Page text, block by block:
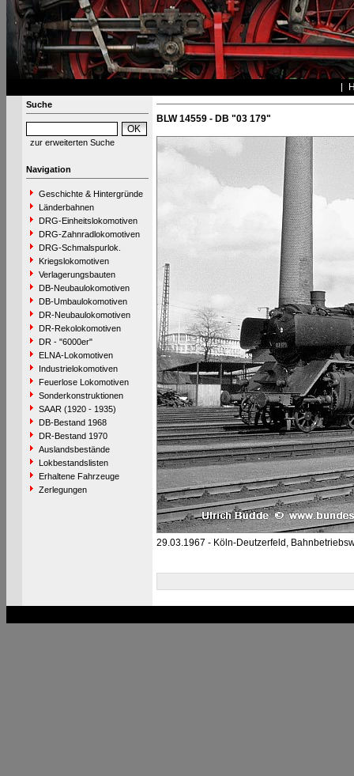
Suche
zur erweiterten Suche
Navigation
Geschichte & Hintergründe
Länderbahnen
DRG-Einheitslokomotiven
DRG-Zahnradlokomotiven
DRG-Schmalspurlok.
Kriegslokomotiven
Verlagerungsbauten
DB-Neubaulokomotiven
DB-Umbaulokomotiven
DR-Neubaulokomotiven
DR-Rekolokomotiven
DR - "6000er"
ELNA-Lokomotiven
Industrielokomotiven
Feuerlose Lokomotiven
Sonderkonstruktionen
SAAR (1920 - 1935)
DB-Bestand 1968
DR-Bestand 1970
Auslandsbestände
Lokbestandslisten
Erhaltene Fahrzeuge
Zerlegungen
BLW 14559 - DB "03 179"
29.03.1967 - Köln-Deutzerfeld,